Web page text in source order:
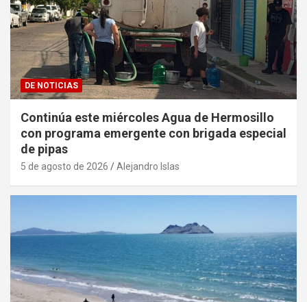
DE NOTICIAS
Continúa este miércoles Agua de Hermosillo
con programa emergente con brigada especial
de pipas
5 de agosto de 2026 Alejandro Islas